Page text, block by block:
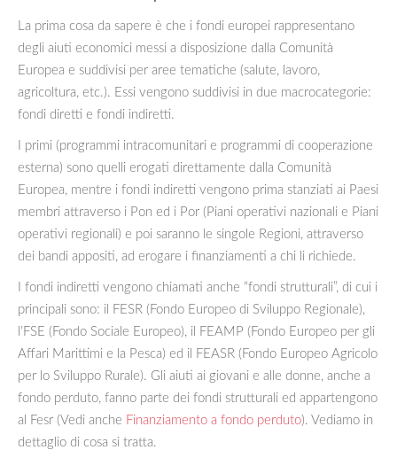
La prima cosa da sapere è che i fondi europei rappresentano
degli aiuti economici messi a disposizione dalla Comunità
Europea e suddivisi per aree tematiche (salute, lavoro,
agricoltura, etc.). Essi vengono suddivisi in due macrocategorie:
fondi diretti e fondi indiretti.
I primi (programmi intracomunitari e programmi di cooperazione
esterna) sono quelli erogati direttamente dalla Comunità
Europea, mentre i fondi indiretti vengono prima stanziati ai Paesi
membri attraverso i Pon ed i Por (Piani operativi nazionali e Piani
operativi regionali) e poi saranno le singole Regioni, attraverso
dei bandi appositi, ad erogare i finanziamenti a chi li richiede.
I fondi indiretti vengono chiamati anche “fondi strutturali”, di cui i
principali sono: il FESR (Fondo Europeo di Sviluppo Regionale),
l’FSE (Fondo Sociale Europeo), il FEAMP (Fondo Europeo per gli
Affari Marittimi e la Pesca) ed il FEASR (Fondo Europeo Agricolo
per lo Sviluppo Rurale). Gli aiuti ai giovani e alle donne, anche a
fondo perduto, fanno parte dei fondi strutturali ed appartengono
al Fesr (Vedi anche Finanziamento a fondo perduto). Vediamo in
dettaglio di cosa si tratta.